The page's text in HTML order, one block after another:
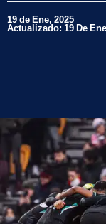
19 de Ene, 2025
Actualizado: 19 De